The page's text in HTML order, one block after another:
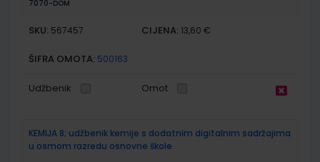
7070-DOM
SKU: 567457 CIJENA: 13,60 €
ŠIFRA OMOTA: 500163
Udžbenik Omot
KEMIJA 8; udžbenik kemije s dodatnim digitalnim sadržajima
u osmom razredu osnovne škole